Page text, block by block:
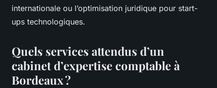
internationale ou l’optimisation juridique pour start-
ups technologiques.
Quels services attendus d’un
cabinet d’expertise comptable à
Bordeaux ?